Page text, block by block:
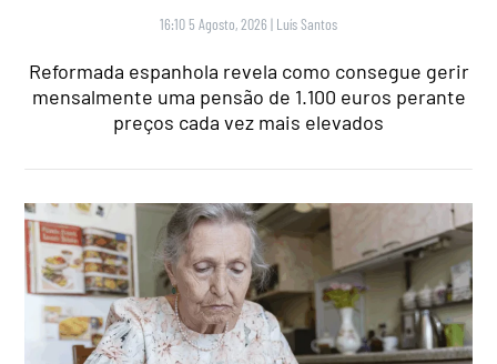
16:10 5 Agosto, 2026 | Luís Santos
Reformada espanhola revela como consegue gerir
mensalmente uma pensão de 1.100 euros perante
preços cada vez mais elevados